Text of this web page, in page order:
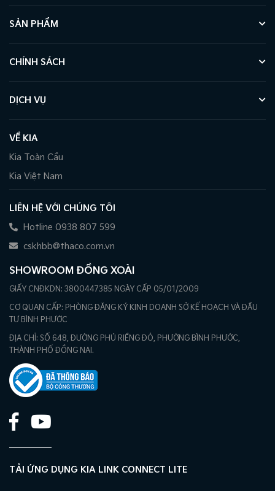
SẢN PHẨM
CHÍNH SÁCH
DỊCH VỤ
VỀ KIA
Kia Toàn Cầu
Kia Việt Nam
LIÊN HỆ VỚI CHÚNG TÔI
Hotline 0938 807 599
cskhbb@thaco.com.vn
SHOWROOM ĐỒNG XOÀI
GIẤY CNĐKDN: 3800447385 NGÀY CẤP 05/01/2009
CƠ QUAN CẤP: PHÒNG ĐĂNG KÝ KINH DOANH SỞ KẾ HOẠCH VÀ ĐẦU
TƯ BÌNH PHƯỚC
ĐỊA CHỈ: SỐ 648, ĐƯỜNG PHÚ RIỀNG ĐỎ, PHƯỜNG BÌNH PHƯỚC,
THÀNH PHỐ ĐỒNG NAI.
TẢI ỨNG DỤNG KIA LINK CONNECT LITE